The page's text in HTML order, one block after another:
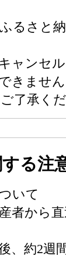
るさと
ャンセ
きません
了承くだ
る注
いて
者から
、約2週